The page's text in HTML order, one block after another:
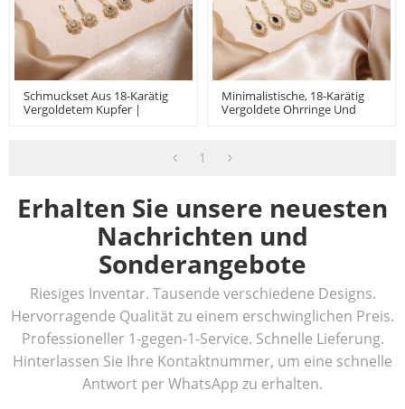
Schmuckset Aus 18-Karätig
Vergoldetem Kupfer |
Minimalistische, 18-Karätig
Vergoldete Ohrringe Und
1
Erhalten Sie unsere neuesten
Nachrichten und
Sonderangebote
Riesiges Inventar. Tausende verschiedene Designs.
Hervorragende Qualität zu einem erschwinglichen Preis.
Professioneller 1-gegen-1-Service. Schnelle Lieferung.
Hinterlassen Sie Ihre Kontaktnummer, um eine schnelle
Antwort per WhatsApp zu erhalten.